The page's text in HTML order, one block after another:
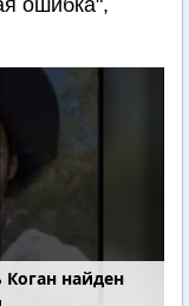
ошибка",
найден